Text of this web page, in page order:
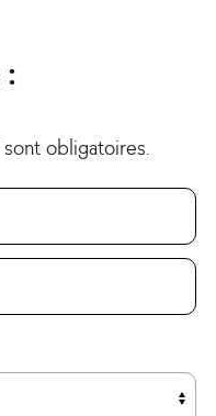
sont obligatoires.